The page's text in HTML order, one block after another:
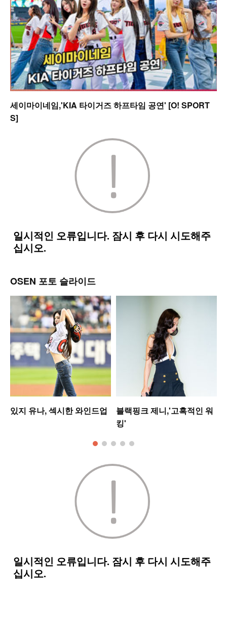
세이마이네임,'KIA 타이거즈 하프타임 공연' [O! SPORT
S]
OSEN 포토 슬라이드
있지 유나, 섹시한 와인드업
블랙핑크 제니,'고혹적인 워
킹'